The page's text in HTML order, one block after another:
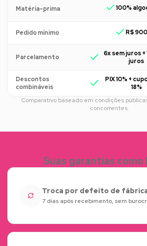
Matéria-prima 100%
Pedido mínimo R$ 900
Parcelamento
6x sem juros +
juros
Descontos
combináveis
PIX 10% +
18%
Comparativo baseado em condições
concorrentes.
Suas garantias
Troca por defeito de
7 dias após recebimento, sem